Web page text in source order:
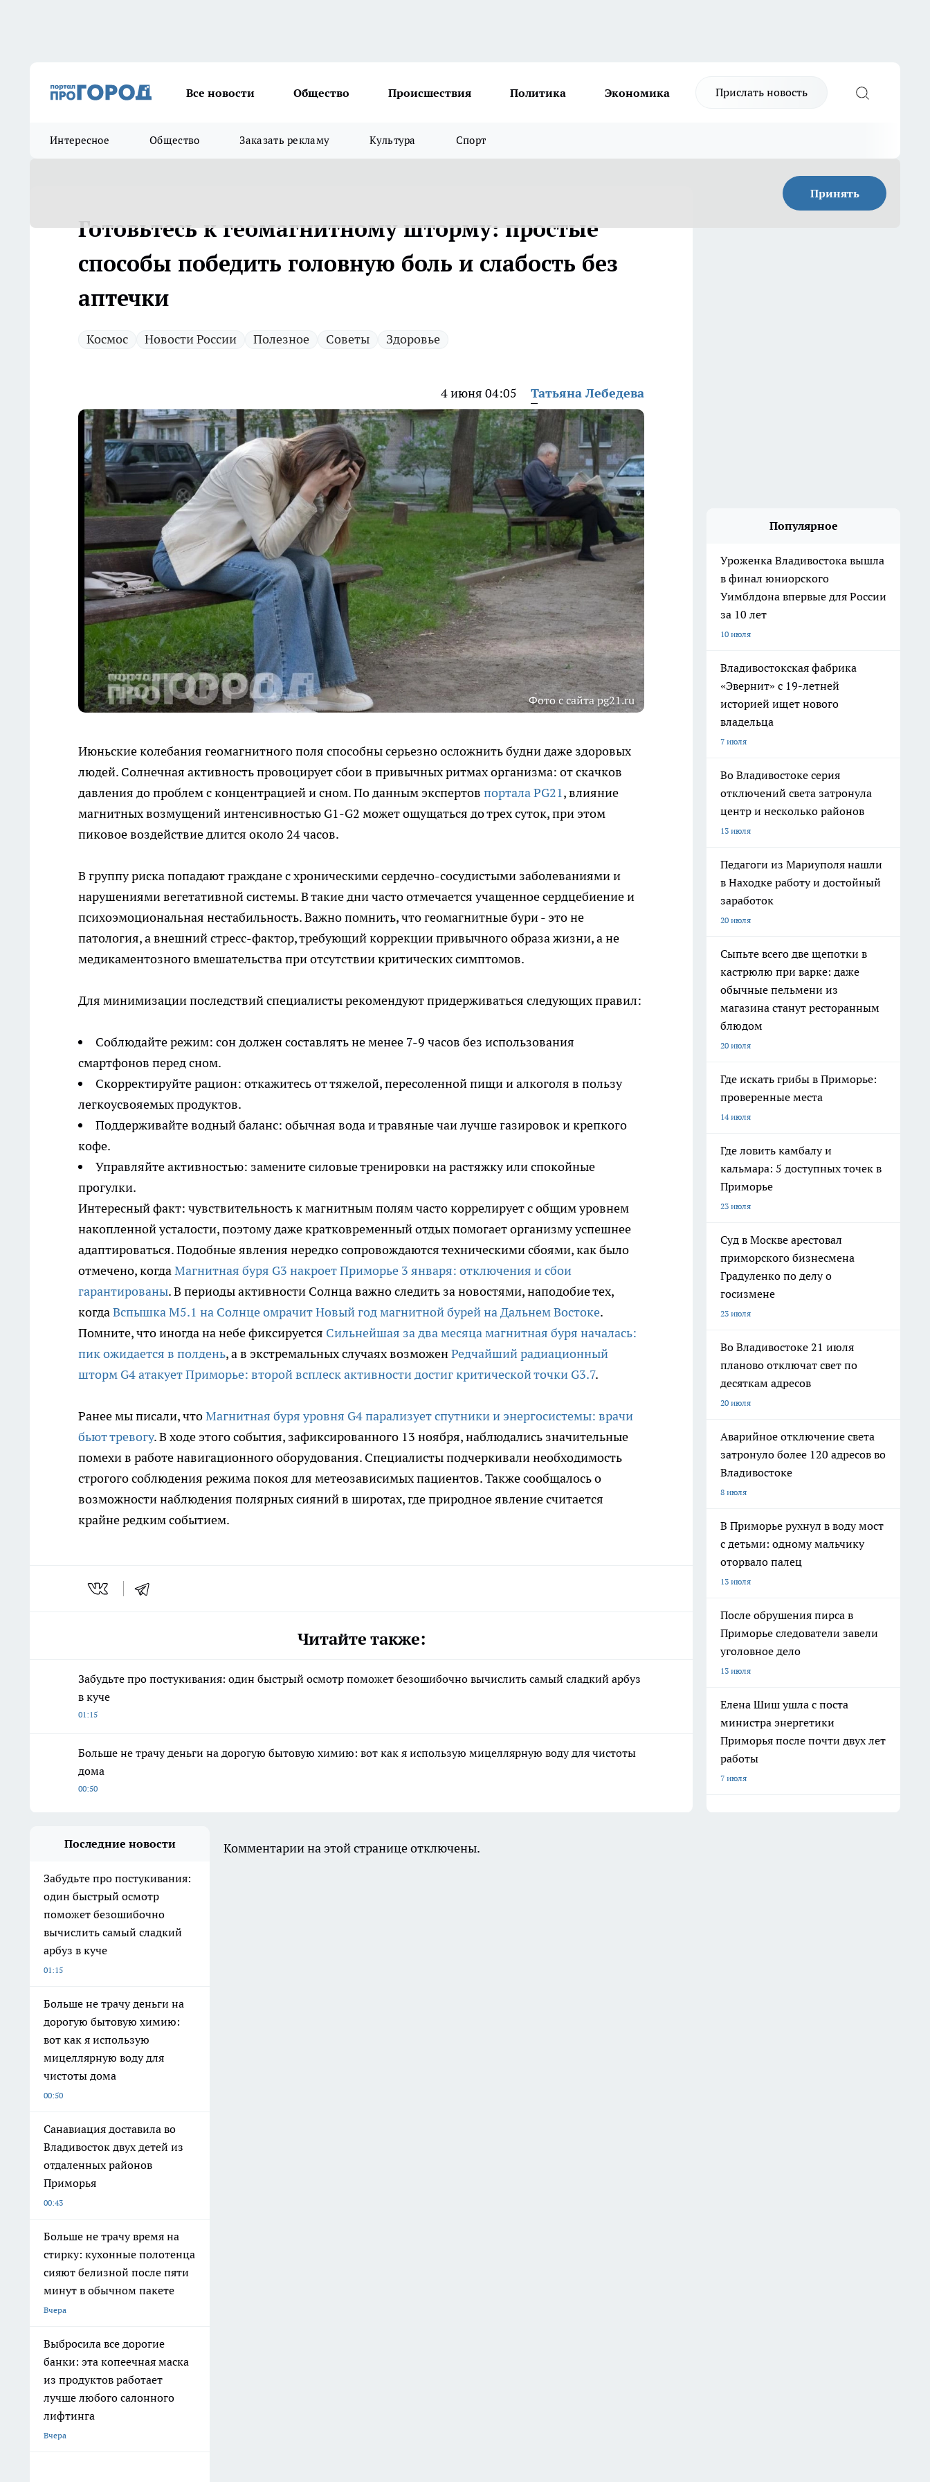
Все новости Общество Происшествия Политика Экономика Прислать новость
Интересное Общество Заказать рекламу Культура Спорт
Принять
Готовьтесь к геомагнитному шторму: простые
способы победить головную боль и слабость без
аптечки
Космос Новости России Полезное Советы Здоровье
4 июня 04:05 Татьяна Лебедева
Фото с сайта pg21.ru
Июньские колебания геомагнитного поля способны серьезно осложнить будни даже здоровых
людей. Солнечная активность провоцирует сбои в привычных ритмах организма: от скачков
давления до проблем с концентрацией и сном. По данным экспертов портала PG21, влияние
магнитных возмущений интенсивностью G1-G2 может ощущаться до трех суток, при этом
пиковое воздействие длится около 24 часов.
В группу риска попадают граждане с хроническими сердечно-сосудистыми заболеваниями и
нарушениями вегетативной системы. В такие дни часто отмечается учащенное сердцебиение и
психоэмоциональная нестабильность. Важно помнить, что геомагнитные бури - это не
патология, а внешний стресс-фактор, требующий коррекции привычного образа жизни, а не
медикаментозного вмешательства при отсутствии критических симптомов.
Для минимизации последствий специалисты рекомендуют придерживаться следующих правил:
Соблюдайте режим: сон должен составлять не менее 7-9 часов без использования
смартфонов перед сном.
Скорректируйте рацион: откажитесь от тяжелой, пересоленной пищи и алкоголя в пользу
легкоусвояемых продуктов.
Поддерживайте водный баланс: обычная вода и травяные чаи лучше газировок и крепкого
кофе.
Управляйте активностью: замените силовые тренировки на растяжку или спокойные
прогулки.
Интересный факт: чувствительность к магнитным полям часто коррелирует с общим уровнем
накопленной усталости, поэтому даже кратковременный отдых помогает организму успешнее
адаптироваться. Подобные явления нередко сопровождаются техническими сбоями, как было
отмечено, когдаМагнитная буря G3 накроет Приморье 3 января: отключения и сбои
гарантированы. В периоды активности Солнца важно следить за новостями, наподобие тех,
когдаВспышка М5.1 на Солнце омрачит Новый год магнитной бурей на Дальнем Востоке.
Помните, что иногда на небе фиксируется Сильнейшая за два месяца магнитная буря началась:
пик ожидается в полдень, а в экстремальных случаях возможенРедчайший радиационный
шторм G4 атакует Приморье: второй всплеск активности достиг критической точки G3.7.
Ранее мы писали, чтоМагнитная буря уровня G4 парализует спутники и энергосистемы: врачи
бьют тревогу. В ходе этого события, зафиксированного 13 ноября, наблюдались значительные
помехи в работе навигационного оборудования. Специалисты подчеркивали необходимость
строгого соблюдения режима покоя для метеозависимых пациентов. Также сообщалось о
возможности наблюдения полярных сияний в широтах, где природное явление считается
крайне редким событием.
Читайте также:
Забудьте про постукивания: один быстрый осмотр поможет безошибочно вычислить самый сладкий арбуз
в куче
01:15
Больше не трачу деньги на дорогую бытовую химию: вот как я использую мицеллярную воду для чистоты
дома
00:50
Популярное
Уроженка Владивостока вышла
в финал юниорского
Уимблдона впервые для России
за 10 лет
10 июля
Владивостокская фабрика
«Эвернит» с 19-летней
историей ищет нового
владельца
7 июля
Во Владивостоке серия
отключений света затронула
центр и несколько районов
13 июля
Педагоги из Мариуполя нашли
в Находке работу и достойный
заработок
20 июля
Сыпьте всего две щепотки в
кастрюлю при варке: даже
обычные пельмени из
магазина станут ресторанным
блюдом
20 июля
Где искать грибы в Приморье:
проверенные места
14 июля
Где ловить камбалу и
кальмара: 5 доступных точек в
Приморье
23 июля
Суд в Москве арестовал
приморского бизнесмена
Градуленко по делу о
госизмене
23 июля
Во Владивостоке 21 июля
планово отключат свет по
десяткам адресов
20 июля
Аварийное отключение света
затронуло более 120 адресов во
Владивостоке
8 июля
В Приморье рухнул в воду мост
с детьми: одному мальчику
оторвало палец
13 июля
После обрушения пирса в
Приморье следователи завели
уголовное дело
13 июля
Елена Шиш ушла с поста
министра энергетики
Приморья после почти двух лет
работы
7 июля
Последние новости
Забудьте про постукивания:
один быстрый осмотр
поможет безошибочно
вычислить самый сладкий
арбуз в куче
01:15
Больше не трачу деньги на
дорогую бытовую химию:
вот как я использую
мицеллярную воду для
чистоты дома
00:50
Санавиация доставила во
Владивосток двух детей из
отдаленных районов
Приморья
00:43
Больше не трачу время на
стирку: кухонные полотенца
сияют белизной после пяти
минут в обычном пакете
Вчера
Выбросила все дорогие
банки: эта копеечная маска
из продуктов работает
лучше любого салонного
лифтинга
Вчера
Комментарии на этой странице отключены.